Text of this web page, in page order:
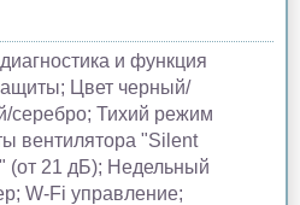
и функция
Цвет черный/
серебро; Тихий режим
вентилятора "Silent
(от 21 дБ); Недельный
W-Fi управление;